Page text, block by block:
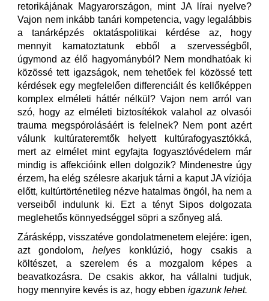
retorikájának Magyarországon, mint JA lírai nyelve?
Vajon nem inkább tanári kompetencia, vagy legalábbis
a tanárképzés oktatáspolitikai kérdése az, hogy
mennyit kamatoztatunk ebből a szervességből,
úgymond az élő hagyományból? Nem mondhatóak ki
közössé tett igazságok, nem tehetőek fel közössé tett
kérdések egy megfelelően differenciált és kellőképpen
komplex elméleti háttér nélkül? Vajon nem arról van
szó, hogy az elméleti biztosítékok valahol az olvasói
trauma megspórolásáért is felelnek? Nem pont azért
válunk kultúrateremtők helyett kultúrafogyasztókká,
mert az elmélet mint egyfajta fogyasztóvédelem már
mindig is affekcióink ellen dolgozik? Mindenestre úgy
érzem, ha elég szélesre akarjuk tárni a kaput JA víziója
előtt, kultúrtörténetileg nézve hatalmas öngól, ha nem a
verseiből indulunk ki. Ezt a tényt Sipos dolgozata
meglehetős könnyedséggel söpri a szőnyeg alá.
Zárásképp, visszatéve gondolatmenetem elejére: igen,
azt gondolom, helyes
konklúzió, hogy csakis a
költészet, a szerelem és a mozgalom képes a
beavatkozásra. De csakis akkor, ha vállalni tudjuk,
hogy mennyire kevés is az, hogy ebben igazunk lehet.